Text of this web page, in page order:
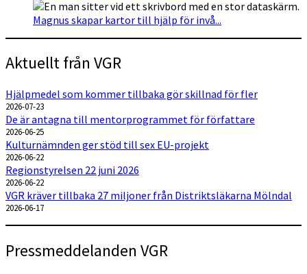
Magnus skapar kartor till hjälp för invå...
Aktuellt från VGR
Hjälpmedel som kommer tillbaka gör skillnad för fler
2026-07-23
De är antagna till mentorprogrammet för författare
2026-06-25
Kulturnämnden ger stöd till sex EU-projekt
2026-06-22
Regionstyrelsen 22 juni 2026
2026-06-22
VGR kräver tillbaka 27 miljoner från Distriktsläkarna Mölndal
2026-06-17
Pressmeddelanden VGR